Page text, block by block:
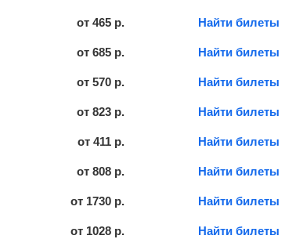
от 465 р. Найти билеты
от 685 р. Найти билеты
от 570 р. Найти билеты
от 823 р. Найти билеты
от 411 р. Найти билеты
от 808 р. Найти билеты
от 1730 р. Найти билеты
от 1028 р. Найти билеты